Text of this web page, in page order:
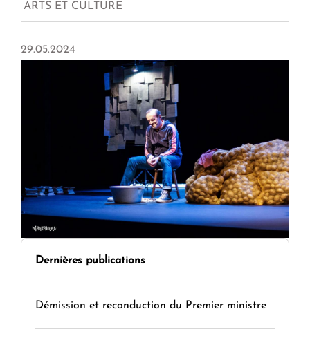
ARTS ET CULTURE
29.05.2024
Dernières publications
Démission et reconduction du Premier ministre